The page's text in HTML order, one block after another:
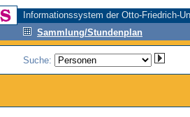
Informationssystem der Otto-Friedrich-
Sammlung/Stundenplan
Suche: